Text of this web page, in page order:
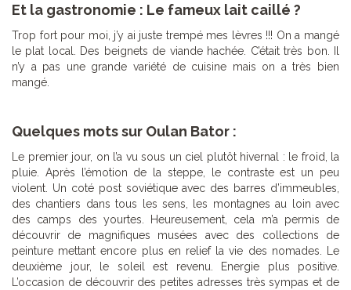
Et la gastronomie : Le fameux lait caillé ?
Trop fort pour moi, j’y ai juste trempé mes lèvres !!! On a mangé
le plat local. Des beignets de viande hachée. C’était très bon. Il
n’y a pas une grande variété de cuisine mais on a très bien
mangé.
Quelques mots sur Oulan Bator :
Le premier jour, on l’a vu sous un ciel plutôt hivernal : le froid, la
pluie. Après l’émotion de la steppe, le contraste est un peu
violent. Un coté post soviétique avec des barres d’immeubles,
des chantiers dans tous les sens, les montagnes au loin avec
des camps des yourtes. Heureusement, cela m’a permis de
découvrir de magnifiques musées avec des collections de
peinture mettant encore plus en relief la vie des nomades. Le
deuxième jour, le soleil est revenu. Energie plus positive.
L’occasion de découvrir des petites adresses très sympas et de